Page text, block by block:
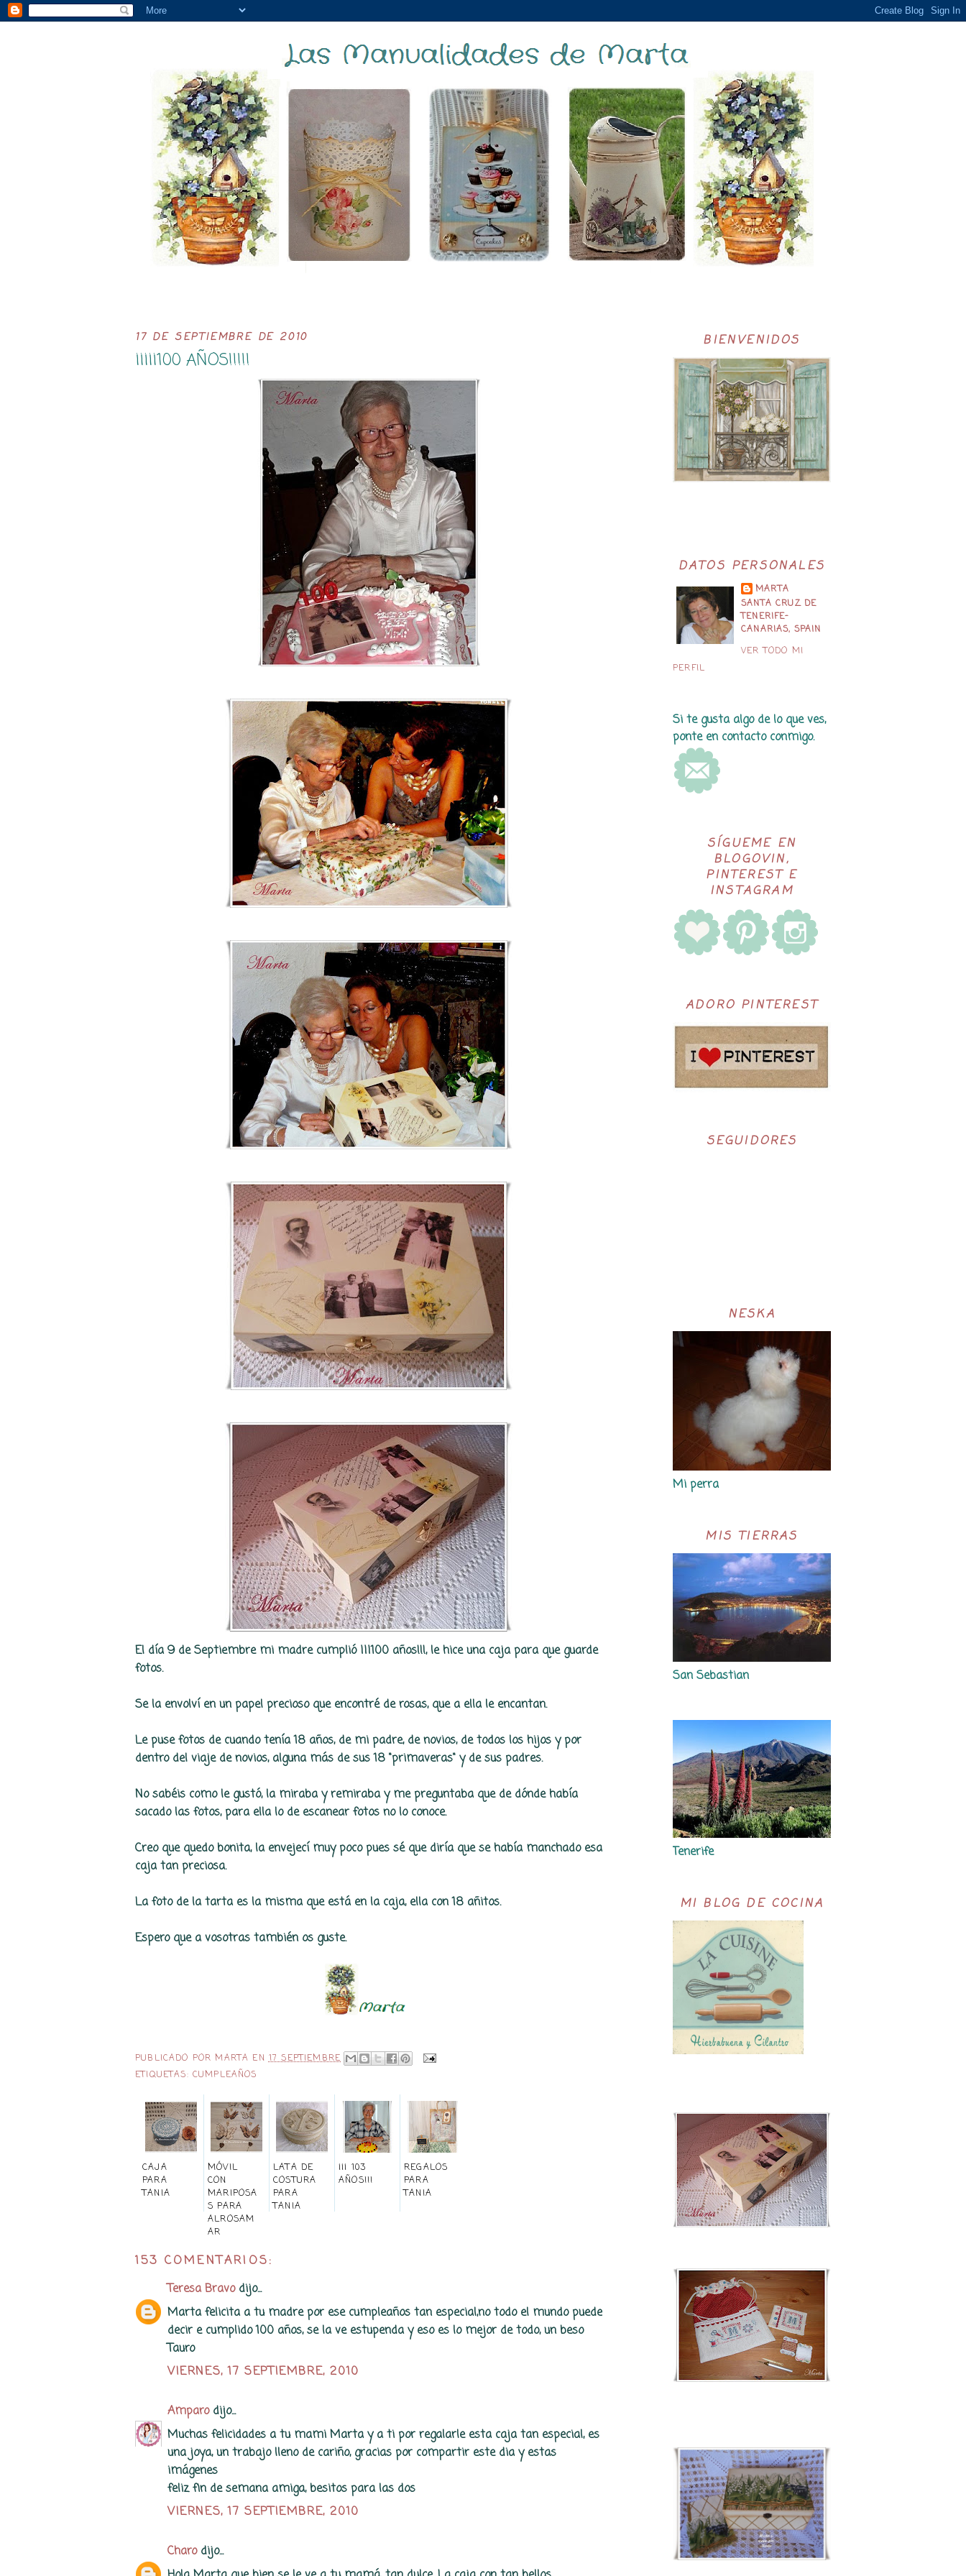
17 DE SEPTIEMBRE DE 2010
¡¡¡¡¡100 AÑOS!!!!!
El día 9 de Septiembre mi madre cumplió ¡¡¡100 años!!!, le hice una caja para que guarde
fotos.
Se la envolví en un papel precioso que encontré de rosas, que a ella le encantan.
Le puse fotos de cuando tenía 18 años, de mi padre, de novios, de todos los hijos y por
dentro del viaje de novios, alguna más de sus 18 "primaveras" y de sus padres.
No sabéis como le gustó, la miraba y remiraba y me preguntaba que de dónde había
sacado las fotos, para ella lo de escanear fotos no lo conoce.
Creo que quedo bonita, la envejecí muy poco pues sé que diría que se había manchado esa
caja tan preciosa.
La foto de la tarta es la misma que está en la caja, ella con 18 añitos.
Espero que a vosotras también os guste.
PUBLICADO POR MARTA EN17 SEPTIEMBRE
ETIQUETAS: CUMPLEAÑOS
CAJA
PARA
TANIA
MÓVIL
CON
MARIPOSA
S PARA
ALROSAM
AR
LATA DE
COSTURA
PARA
TANIA
¡¡¡ 103
AÑOS!!!
REGALOS
PARA
TANIA
153 COMENTARIOS:
Teresa Bravodijo...
Marta felicita a tu madre por ese cumpleaños tan especial,no todo el mundo puede
decir e cumplido 100 años, se la ve estupenda y eso es lo mejor de todo, un beso
Tauro
VIERNES, 17 SEPTIEMBRE, 2010
Amparodijo...
Muchas felicidades a tu mami Marta y a ti por regalarle esta caja tan especial, es
una joya, un trabajo lleno de cariño, gracias por compartir este dia y estas
imágenes
feliz fin de semana amiga, besitos para las dos
VIERNES, 17 SEPTIEMBRE, 2010
Charodijo...
BIENVENIDOS
DATOS PERSONALES
MARTA
SANTA CRUZ DE
TENERIFE-
CANARIAS, SPAIN
VER TODO MI
PERFIL
Si te gusta algo de lo que ves,
ponte en contacto conmigo.
SÍGUEME EN
BLOGOVIN,
PINTEREST E
INSTAGRAM
ADORO PINTEREST
SEGUIDORES
NESKA
Mi perra
MIS TIERRAS
San Sebastian
Tenerife
MI BLOG DE COCINA